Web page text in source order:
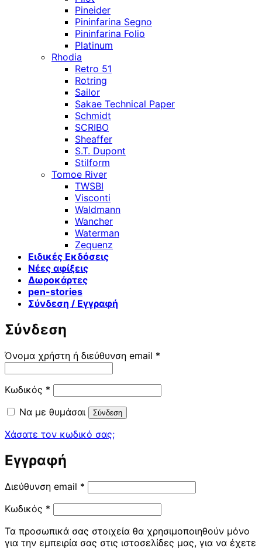
Pineider
Pininfarina Segno
Pininfarina Folio
Platinum
Rhodia
Retro 51
Rotring
Sailor
Sakae Technical Paper
Schmidt
SCRIBO
Sheaffer
S.T. Dupont
Stilform
Tomoe River
TWSBI
Visconti
Waldmann
Wancher
Waterman
Zequenz
Ειδικές Εκδόσεις
Νέες αφίξεις
Δωροκάρτες
pen-stories
Σύνδεση / Εγγραφή
Σύνδεση
Όνομα χρήστη ή διεύθυνση email *
Κωδικός * Απαιτείται
Να με θυμάσαι
Σύνδεση
Χάσατε τον κωδικό σας;
Εγγραφή
Διεύθυνση email * Απαιτείται
Κωδικός * Απαιτείται
Τα προσωπικά σας στοιχεία θα χρησιμοποιηθούν μόνο
για την εμπειρία σας στις ιστοσελίδες μας, για να έχετε